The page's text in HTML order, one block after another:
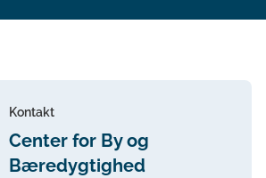
Kontakt
Center for By og
Bæredygtighed